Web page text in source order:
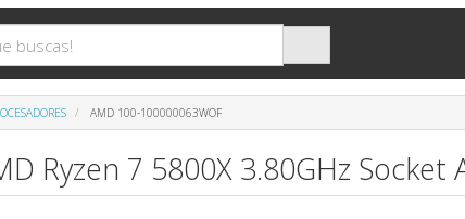
AMD 100-100000063WOF
Ryzen 7 5800X 3.80GHz Socket